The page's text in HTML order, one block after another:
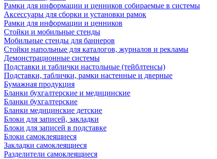
Рамки для информации и ценников собираемые в системы
Аксессуары для сборки и установки рамок
Рамки для информации и ценников
Стойки и мобильные стенды
Мобильные стенды для баннеров
Стойки напольные для каталогов, журналов и рекламы
Демонстрационные системы
Подставки и таблички настольные (тейблтенсы)
Подставки, таблички, рамки настенные и дверные
Бумажная продукция
Бланки бухгалтерские и медицинские
Бланки бухгалтерские
Бланки медицинские детские
Блоки для записей, закладки
Блоки для записей в подставке
Блоки самоклеящиеся
Закладки самоклеящиеся
Разделители самоклеящиеся